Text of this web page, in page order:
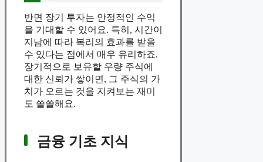
반면 장기 투자는 안정적인 수익
을 기대할 수 있어요. 특히, 시간이
지남에 따라 복리의 효과를 받을
수 있다는 점에서 매우 유리하죠.
장기적으로 보유할 우량 주식에
대한 신뢰가 쌓이면, 그 주식의 가
치가 오르는 것을 지켜보는 재미
도 쏠쏠해요.
금융 기초 지식